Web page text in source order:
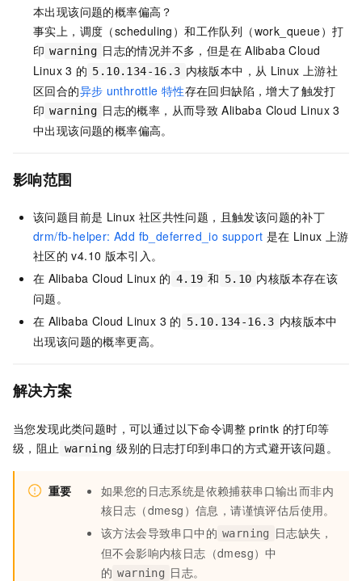
本出现该问题的概率偏高？
事实上，调度（scheduling）和工作队列（work_queue）打
印 warning 日志的情况并不多，但是在 Alibaba Cloud
Linux 3 的 5.10.134-16.3 内核版本中，从 Linux 上游社
区回合的异步 unthrottle 特性存在回归缺陷，增大了触发打
印 warning 日志的概率，从而导致 Alibaba Cloud Linux 3
中出现该问题的概率偏高。
影响范围
该问题目前是 Linux 社区共性问题，且触发该问题的补丁
drm/fb-helper: Add fb_deferred_io support 是在 Linux 上游
社区的 v4.10 版本引入。
在 Alibaba Cloud Linux 的 4.19 和 5.10 内核版本存在该
问题。
在 Alibaba Cloud Linux 3 的 5.10.134-16.3 内核版本中
出现该问题的概率更高。
解决方案
当您发现此类问题时，可以通过以下命令调整 printk 的打印等
级，阻止 warning 级别的日志打印到串口的方式避开该问题。
重要
如果您的日志系统是依赖捕获串口输出而非内
核日志（dmesg）信息，请谨慎评估后使用。
该方法会导致串口中的 warning
日志缺失，
但不会影响内核日志（dmesg）中
的 warning 日志。